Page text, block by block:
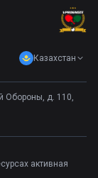
Казахстан
Обороны, д. 110,
активная